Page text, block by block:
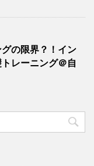
の限界？！イン
レーニング＠自